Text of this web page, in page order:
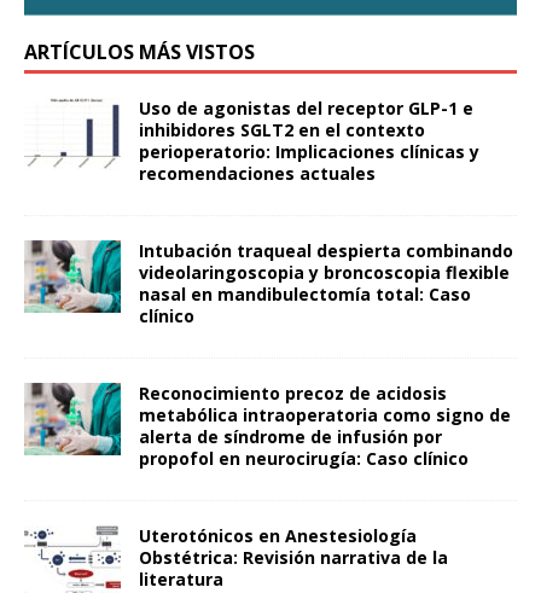
ARTÍCULOS MÁS VISTOS
Uso de agonistas del receptor GLP-1 e
inhibidores SGLT2 en el contexto
perioperatorio: Implicaciones clínicas y
recomendaciones actuales
Intubación traqueal despierta combinando
videolaringoscopia y broncoscopia flexible
nasal en mandibulectomía total: Caso
clínico
Reconocimiento precoz de acidosis
metabólica intraoperatoria como signo de
alerta de síndrome de infusión por
propofol en neurocirugía: Caso clínico
Uterotónicos en Anestesiología
Obstétrica: Revisión narrativa de la
literatura